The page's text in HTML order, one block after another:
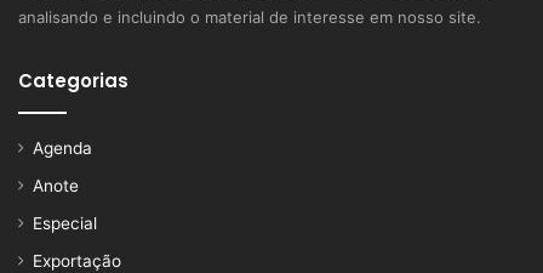
analisando e incluindo o material de interesse em nosso site.
Categorias
Agenda
Anote
Especial
Exportação